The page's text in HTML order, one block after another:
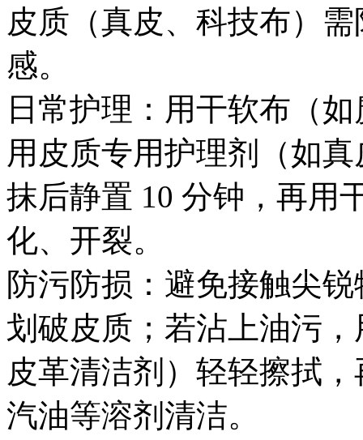
皮质（真皮、科技布）
感。
日常护理：用干软布（
用皮质专用护理剂（如
抹后静置 10 分钟，再用
化、开裂。
防污防损：避免接触尖
划破皮质；若沾上油污
皮革清洁剂）轻轻擦拭
汽油等溶剂清洁。